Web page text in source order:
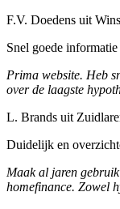
F.V. Doedens uit
Snel goede informatie
Prima website. Heb
over de laagste
L. Brands uit
Duidelijk en
Maak al jaren
homefinance. Zowel